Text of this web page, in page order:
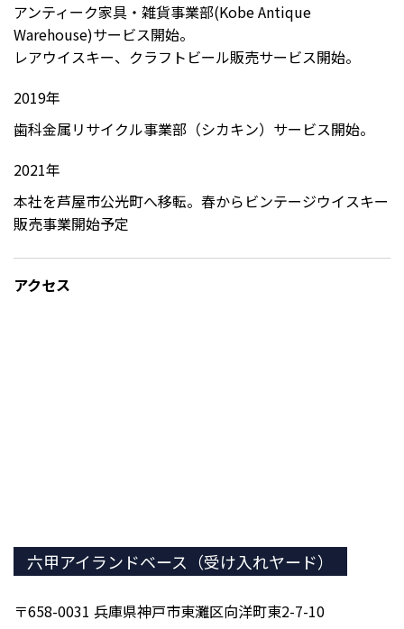
アンティーク家具・雑貨事業部(Kobe Antique
Warehouse)サービス開始。
レアウイスキー、クラフトビール販売サービス開始。
2019年
歯科金属リサイクル事業部（シカキン）サービス開始。
2021年
本社を芦屋市公光町へ移転。春からビンテージウイスキー
販売事業開始予定
アクセス
六甲アイランドベース（受け入れヤード）
〒658-0031 兵庫県神戸市東灘区向洋町東2-7-10